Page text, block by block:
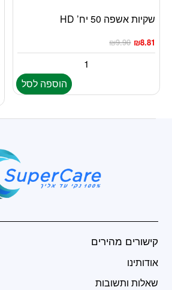
שקיות אשפה 50 יח’ HD
₪9.90 ₪8.81
הוספה לסל
קישורים מהירים
אודותינו
שאלות ותשובות